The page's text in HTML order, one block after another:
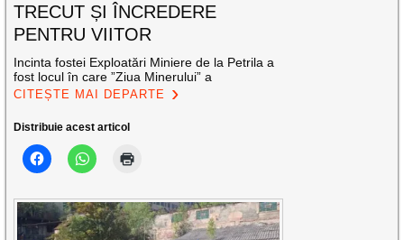
TRECUT ȘI ÎNCREDERE
PENTRU VIITOR
Incinta fostei Exploatări Miniere de la Petrila a
fost locul în care ”Ziua Minerului” a
CITEȘTE MAI DEPARTE
Distribuie acest articol